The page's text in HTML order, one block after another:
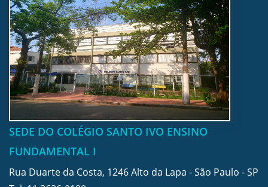
SEDE DO COLÉGIO SANTO IVO ENSINO
FUNDAMENTAL I
Rua Duarte da Costa, 1246 Alto da Lapa - São Paulo - SP